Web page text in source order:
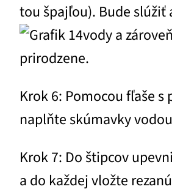
tou špajľou). Bude slúžiť
vody a
prirodzene.
Krok 6: Pomocou fľaše s
naplňte skúmavky
Krok 7: Do štipcov
a do každej vložte